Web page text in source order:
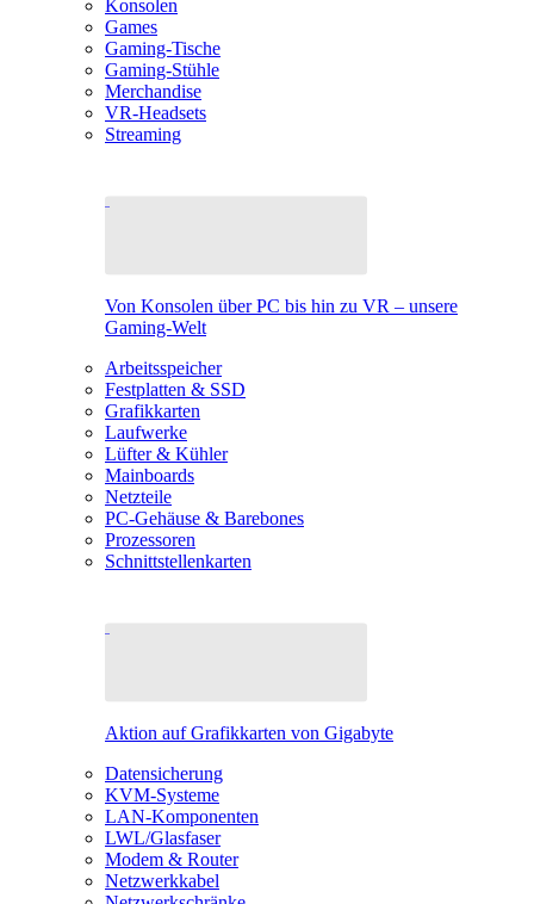
Konsolen
Games
Gaming-Tische
Gaming-Stühle
Merchandise
VR-Headsets
Streaming
Von Konsolen über PC bis hin zu VR – unsere
Gaming-Welt
Arbeitsspeicher
Festplatten & SSD
Grafikkarten
Laufwerke
Lüfter & Kühler
Mainboards
Netzteile
PC-Gehäuse & Barebones
Prozessoren
Schnittstellenkarten
Aktion auf Grafikkarten von Gigabyte
Datensicherung
KVM-Systeme
LAN-Komponenten
LWL/Glasfaser
Modem & Router
Netzwerkkabel